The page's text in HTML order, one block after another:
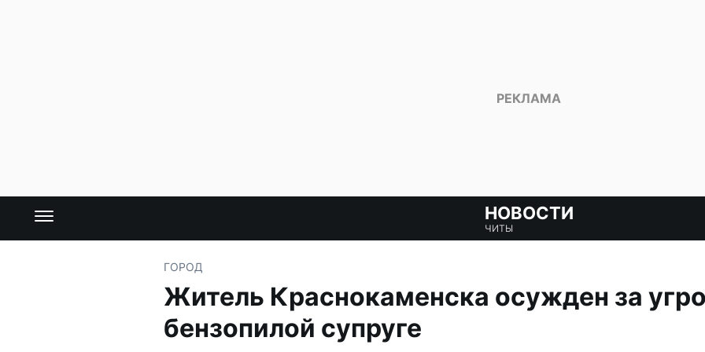
НОВОСТИ
ЧИТЫ
ГОРОД
Житель Краснокаменска осужден за
бензопилой супруге